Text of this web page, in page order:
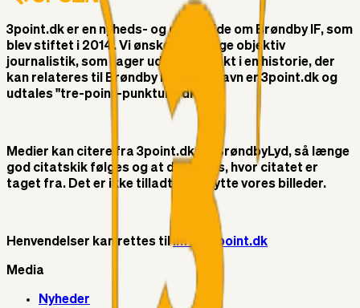
3point.dk er en nyheds- og debatside om Brøndby IF, som
blev stiftet i 2014. Vi ønsker at bringe objektiv
journalistik, som tager udgangspunkt i en historie, der
kan relateres til Brøndby IF. Vores navn er 3point.dk og
udtales "tre-point-punktum-dk"
Medier kan citere fra 3point.dk og BrøndbyLyd, så længe
god citatskik følges og at der linkes, hvor citatet er
taget fra. Det er ikke tilladt at benytte vores billeder.
Henvendelser kan rettes tilinfo@3point.dk
Media
Nyheder